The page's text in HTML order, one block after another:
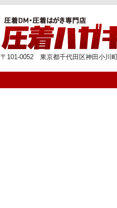
〒101-0052 東京都千代田区神田小川